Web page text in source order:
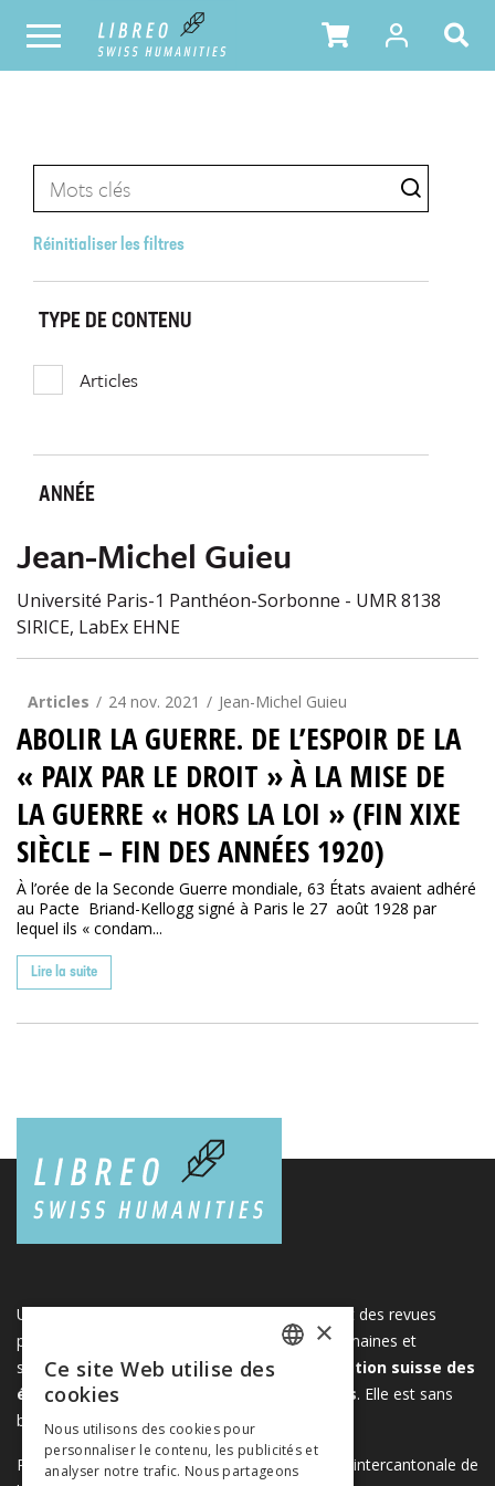
Réinitialiser les filtres
TYPE DE CONTENU
Articles
ANNÉE
Jean-Michel Guieu
Université Paris-1 Panthéon-Sorbonne - UMR 8138
SIRICE, LabEx EHNE
Articles 24 nov. 2021 Jean-Michel Guieu
ABOLIR LA GUERRE. DE L’ESPOIR DE LA
« PAIX PAR LE DROIT » À LA MISE DE
LA GUERRE « HORS LA LOI » (FIN XIXE
SIÈCLE – FIN DES ANNÉES 1920)
À l’orée de la Seconde Guerre mondiale, 63 États avaient adhéré
au Pacte Briand-Kellogg signé à Paris le 27 août 1928 par
lequel ils « condam...
Lire la suite
Une plateforme unique regroupant des livres et des revues
publiés par les éditeurs suisses de sciences humaines et
sociales. Libreo.ch est la propriété de l'
Association suisse des
éditeurs de sciences sociales et humaines. Elle est sans
but lucratif.www.editeurssuisses.ch
Projet réalisé avec le soutien de la Conférence intercantonale de
ITALIAN
×
Ce site Web utilise des
cookies
Nous utilisons des cookies pour
personnaliser le contenu, les publicités et
analyser notre trafic. Nous partageons